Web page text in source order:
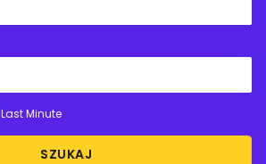
SZUKAJ
Last Minute